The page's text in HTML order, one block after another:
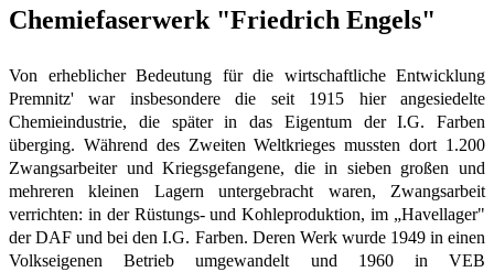
Chemiefaserwerk "Friedrich Engels"
Von erheblicher Bedeutung für die wirtschaftliche Entwicklung
Premnitz' war insbesondere die seit 1915 hier angesiedelte
Chemieindustrie, die später in das Eigentum der I.G. Farben
überging. Während des Zweiten Weltkrieges mussten dort 1.200
Zwangsarbeiter und Kriegsgefangene, die in sieben großen und
mehreren kleinen Lagern untergebracht waren, Zwangsarbeit
verrichten: in der Rüstungs- und Kohleproduktion, im „Havellager"
der DAF und bei den I.G. Farben. Deren Werk wurde 1949 in einen
Volkseigenen Betrieb umgewandelt und 1960 in VEB